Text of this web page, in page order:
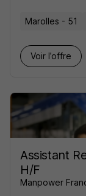
Marolles - 51
Voir l’offre
Assistant
H/F
Manpower